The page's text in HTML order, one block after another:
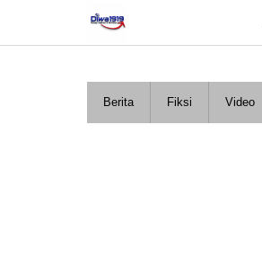
konten
Berita Fiksi Video